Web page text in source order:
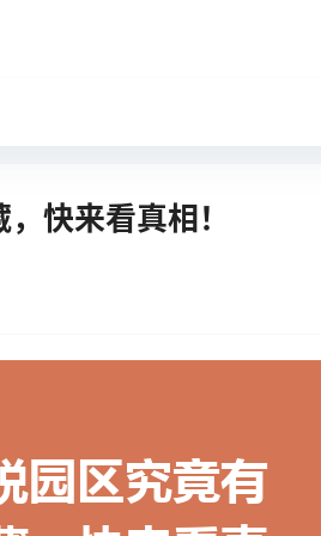
快来看真相！